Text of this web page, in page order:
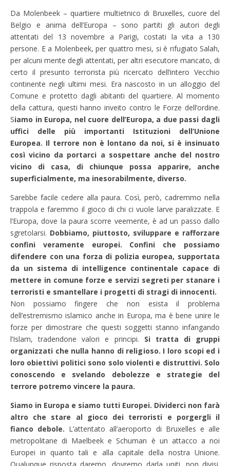
Da Molenbeek – quartiere multietnico di Bruxelles, cuore del
Belgio e anima dell’Europa – sono partiti gli autori degli
attentati del 13 novembre a Parigi, costati la vita a 130
persone. E a Molenbeek, per quattro mesi, si è rifugiato Salah,
per alcuni mente degli attentati, per altri esecutore mancato, di
certo il presunto terrorista più ricercato dell’intero Vecchio
continente negli ultimi mesi. Era nascosto in un alloggio del
Comune e protetto dagli abitanti del quartiere. Al momento
della cattura, questi hanno inveito contro le Forze dell’ordine.
Siamo in Europa, nel cuore dell’Europa, a due passi dagli
uffici delle più importanti Istituzioni dell’Unione
Europea. Il terrore non è lontano da noi, si è insinuato
così vicino da portarci a sospettare anche del nostro
vicino di casa, di chiunque possa apparire, anche
superficialmente, ma inesorabilmente, diverso.
Sarebbe facile cedere alla paura. Così, però, cadremmo nella
trappola e faremmo il gioco di chi ci vuole larve paralizzate. E
l’Europa, dove la paura scorre veemente, è ad un passo dallo
sgretolarsi. Dobbiamo, piuttosto, sviluppare e rafforzare
confini veramente europei. Confini che possiamo
difendere con una forza di polizia europea, supportata
da un sistema di intelligence continentale capace di
mettere in comune forze e servizi segreti per stanare i
terroristi e smantellare i progetti di stragi di innocenti.
Non possiamo fingere che non esista il problema
dell’estremismo islamico anche in Europa, ma è bene unire le
forze per dimostrare che questi soggetti stanno infangando
l’Islam, tradendone valori e principi. Si tratta di gruppi
organizzati che nulla hanno di religioso. I loro scopi ed i
loro obiettivi politici sono solo violenti e distruttivi. Solo
conoscendo e svelando debolezze e strategie del
terrore potremo vincere la paura.
Siamo in Europa e siamo tutti Europei. Dividerci non farà
altro che stare al gioco dei terroristi e porgergli il
fianco debole. L’attentato all’aeroporto di Bruxelles e alle
metropolitane di Maelbeek e Schuman è un attacco a noi
Europei in quanto tali e alla capitale della nostra Unione.
Qualunque risposta daremo, dovremo darla uniti, non divisi.